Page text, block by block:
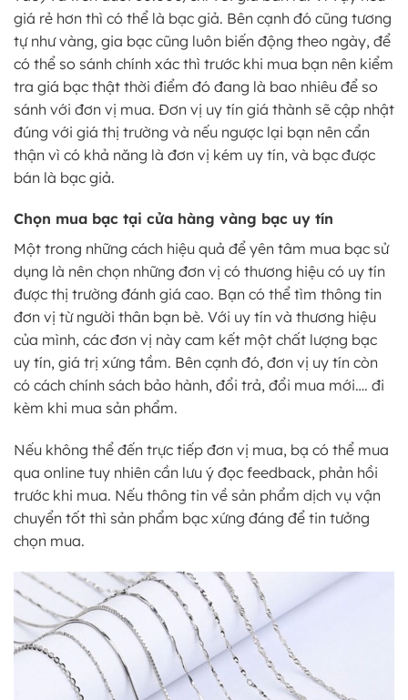
giá rẻ hơn thì có thể là bạc giả. Bên cạnh đó cũng tương
tự như vàng, gia bạc cũng luôn biến động theo ngày, để
có thể so sánh chính xác thì trước khi mua bạn nên kiểm
tra giá bạc thật thời điểm đó đang là bao nhiêu để so
sánh với đơn vị mua. Đơn vị uy tín giá thành sẽ cập nhật
đúng với giá thị trường và nếu ngược lại bạn nên cẩn
thận vì có khả năng là đơn vị kém uy tín, và bạc được
bán là bạc giả.
Chọn mua bạc tại cửa hàng vàng bạc uy tín
Một trong những cách hiệu quả để yên tâm mua bạc sử
dụng là nên chọn những đơn vị có thương hiệu có uy tín
được thị trường đánh giá cao. Bạn có thể tìm thông tin
đơn vị từ người thân bạn bè. Với uy tín và thương hiệu
của mình, các đơn vị này cam kết một chất lượng bạc
uy tín, giá trị xứng tầm. Bên cạnh đó, đơn vị uy tín còn
có cách chính sách bảo hành, đổi trả, đổi mua mới…. đi
kèm khi mua sản phẩm.
Nếu không thể đến trực tiếp đơn vị mua, bạ có thể mua
qua online tuy nhiên cần lưu ý đọc feedback, phản hồi
trước khi mua. Nếu thông tin về sản phẩm dịch vụ vận
chuyển tốt thì sản phẩm bạc xứng đáng để tin tưởng
chọn mua.